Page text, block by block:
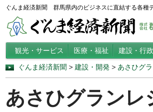
ぐんま経済新聞 群馬県内のビジネスに直結する各種
観光・サービス 医療・福祉 建設・行政
ぐんま経済新聞 > 建設・開発 > あさひグ
あさひグランレ